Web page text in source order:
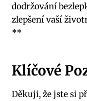
dodržování
zlepšení vaší
**
Klíčové
Děkuji, že jste si